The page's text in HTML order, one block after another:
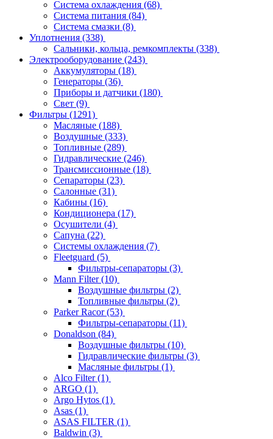
Система охлаждения (68)
Система питания (84)
Система смазки (8)
Уплотнения (338)
Сальники, кольца, ремкомплекты (338)
Электрооборудование (243)
Аккумуляторы (18)
Генераторы (36)
Приборы и датчики (180)
Свет (9)
Фильтры (1291)
Масляные (188)
Воздушные (333)
Топливные (289)
Гидравлические (246)
Трансмиссионные (18)
Сепараторы (23)
Салонные (31)
Кабины (16)
Кондиционера (17)
Осушители (4)
Сапуна (22)
Системы охлаждения (7)
Fleetguard (5)
Фильтры-сепараторы (3)
Mann Filter(10)
Воздушные фильтры (2)
Топливные фильтры (2)
Parker Racor(53)
Фильтры-сепараторы (11)
Donaldson (84)
Воздушные фильтры (10)
Гидравлические фильтры (3)
Масляные фильтры (1)
Alco Filter(1)
ARGO (1)
Argo Hytos (1)
Asas (1)
ASAS FILTER (1)
Baldwin (3)